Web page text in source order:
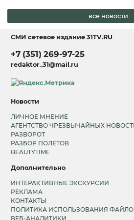
все новости
СМИ сетевое издание31TV.RU
+7 (351) 269-97-25
redaktor_31@mail.ru
Новости
ЛИЧНОЕ МНЕНИЕ
АГЕНТСТВО ЧРЕЗВЫЧАЙНЫХ
РАЗВОРОТ
РАЗБОР ПОЛЕТОВ
BEAUTYTIME
Дополнительно
ИНТЕРАКТИВНЫЕ ЭКСКУРСИИ
РЕКЛАМА
КОНТАКТЫ
ПОЛИТИКА ИСПОЛЬЗОВАНИЯ ФАЙЛОВ
ВЕБ-АНАЛИТИКИ